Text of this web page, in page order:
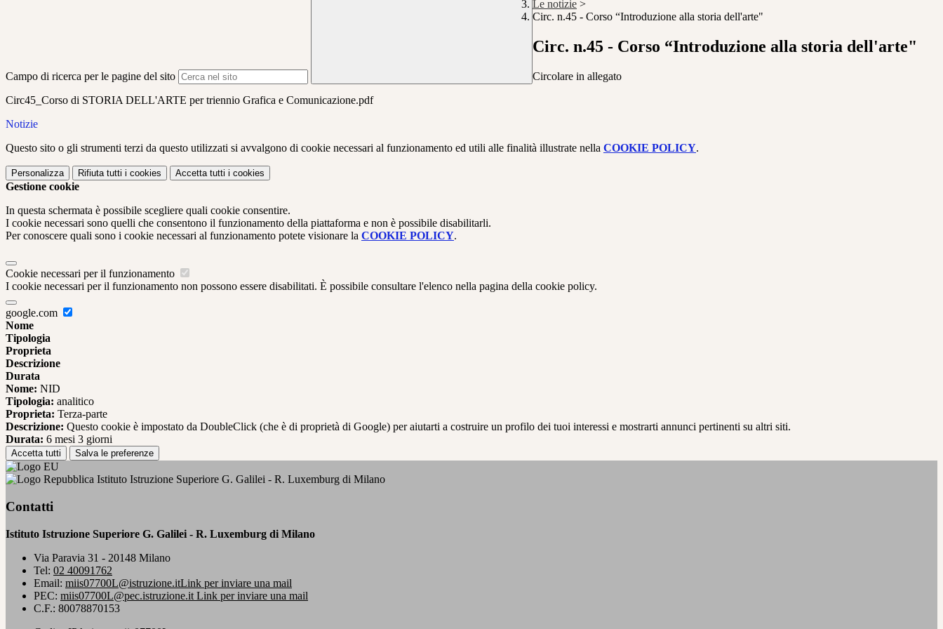
Campo di ricerca per le pagine del sito
Le notizie >
Circ. n.45 - Corso “Introduzione alla storia dell'arte"
Circ. n.45 - Corso “Introduzione alla storia dell'arte"
Circolare in allegato
Circ45_Corso di STORIA DELL'ARTE per triennio Grafica e Comunicazione.pdf
Notizie
Questo sito o gli strumenti terzi da questo utilizzati si avvalgono di cookie necessari al funzionamento ed utili alle finalità illustrate nella COOKIE POLICY.
Personalizza Rifiuta tutti i cookies Accetta tutti i cookies
Gestione cookie
In questa schermata è possibile scegliere quali cookie consentire.
I cookie necessari sono quelli che consentono il funzionamento della piattaforma e non è possibile disabilitarli.
Per conoscere quali sono i cookie necessari al funzionamento potete visionare la COOKIE POLICY.
Cookie necessari per il funzionamento
I cookie necessari per il funzionamento non possono essere disabilitati. È possibile consultare l'elenco nella pagina della cookie policy.
google.com
Nome
Tipologia
Proprieta
Descrizione
Durata
Nome: NID
Tipologia: analitico
Proprieta: Terza-parte
Descrizione: Questo cookie è impostato da DoubleClick (che è di proprietà di Google) per aiutarti a costruire un profilo dei tuoi interessi e mostrarti annunci pertinenti su altri siti.
Durata: 6 mesi 3 giorni
Accetta tutti Salva le preferenze
Istituto Istruzione Superiore G. Galilei - R. Luxemburg di Milano
Contatti
Istituto Istruzione Superiore G. Galilei - R. Luxemburg di Milano
Via Paravia 31 - 20148 Milano
Tel: 02 40091762
Email: miis07700L@istruzione.itLink per inviare una mail
PEC: miis07700L@pec.istruzione.it Link per inviare una mail
C.F.: 80078870153